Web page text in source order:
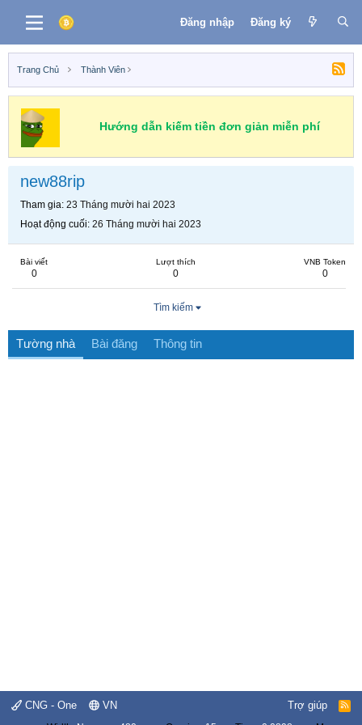
Đăng nhập Đăng ký
Trang Chủ Thành Viên
Hướng dẫn kiếm tiền đơn giản miễn phí
new88rip
Tham gia 23 Tháng mười hai 2023
Hoạt động cuối 26 Tháng mười hai 2023
Bài viết
0
Lượt thích
0
VNB Token
0
Tìm kiếm
Tường nhà Bài đăng Thông tin
CNG - One VN Trợ giúp
R